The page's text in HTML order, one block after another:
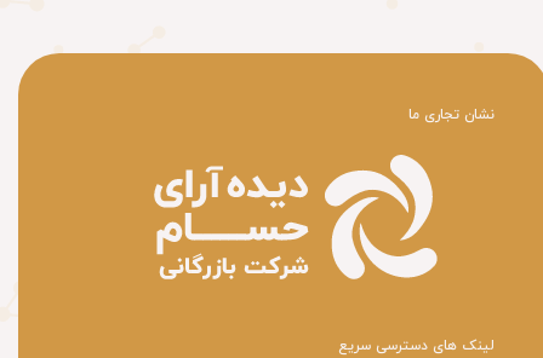
​نشان تجاری ما
لینک های دسترسی سریع